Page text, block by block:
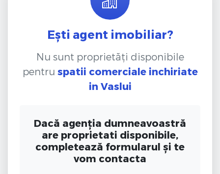
Ești agent imobiliar?
Nu sunt proprietăți disponibile
pentru spatii comerciale inchiriate
in Vaslui
Dacă agenția dumneavoastră
are proprietati disponibile,
completează formularul și te
vom contacta